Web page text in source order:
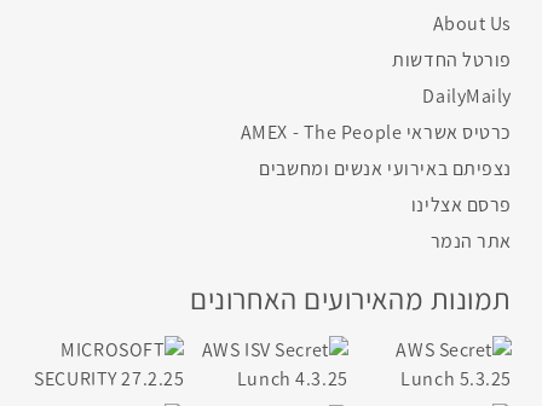
About Us
פורטל החדשות
DailyMaily
כרטיס אשראי AMEX - The People
נצפיתם באירועי אנשים ומחשבים
פרסם אצלינו
אתר הנמר
תמונות מהאירועים האחרונים